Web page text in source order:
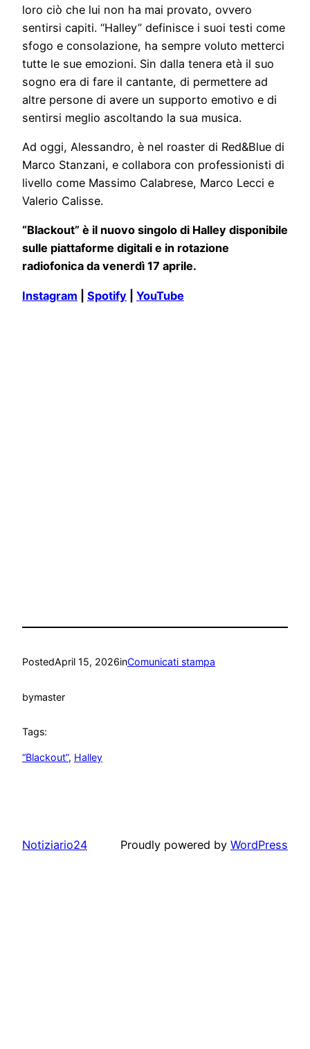
loro ciò che lui non ha mai provato, ovvero
sentirsi capiti. “Halley” definisce i suoi testi come
sfogo e consolazione, ha sempre voluto metterci
tutte le sue emozioni. Sin dalla tenera età il suo
sogno era di fare il cantante, di permettere ad
altre persone di avere un supporto emotivo e di
sentirsi meglio ascoltando la sua musica.
Ad oggi, Alessandro, è nel roaster di Red&Blue di
Marco Stanzani, e collabora con professionisti di
livello come Massimo Calabrese, Marco Lecci e
Valerio Calisse.
“Blackout” è il nuovo singolo di Halley disponibile
sulle piattaforme digitali e in rotazione
radiofonica da venerdì 17 aprile.
Instagram Spotify YouTube
PostedApril 15, 2026inComunicati stampa
bymaster
Tags:
“Blackout”, Halley
Notiziario24 Proudly powered by WordPress